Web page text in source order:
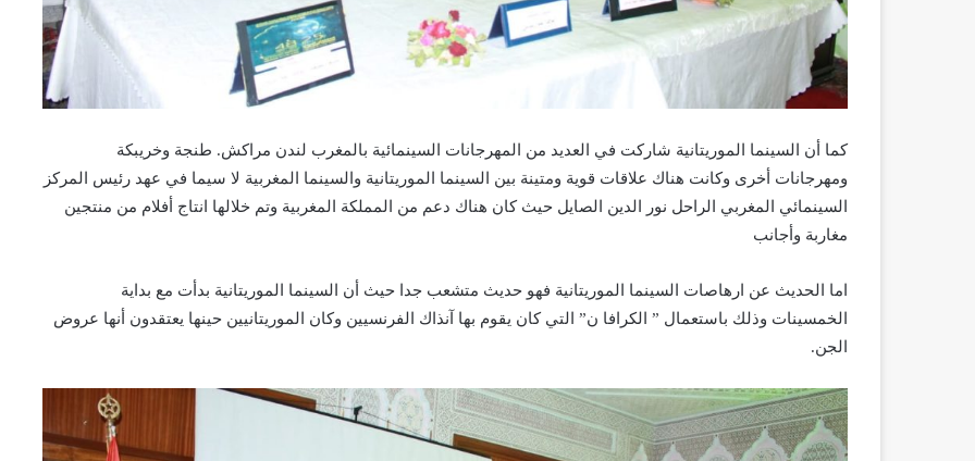
كما أن السينما الموريتانية شاركت في العديد من المهرجانات السينمائية بالمغرب لندن مراكش. طنجة وخريبكة
ومهرجانات أخرى وكانت هناك علاقات قوية ومتينة بين السينما الموريتانية والسينما المغربية لا سيما في عهد رئيس المركز
السينمائي المغربي الراحل نور الدين الصايل حيث كان هناك دعم من المملكة المغربية وتم خلالها انتاج أفلام من منتجين
مغاربة وأجانب
اما الحديث عن ارهاصات السينما الموريتانية فهو حديث متشعب جدا حيث أن السينما الموريتانية بدأت مع بداية
الخمسينات وذلك باستعمال ” الكرافا ن” التي كان يقوم بها آنذاك الفرنسيين وكان الموريتانيين حينها يعتقدون أنها عروض
الجن.